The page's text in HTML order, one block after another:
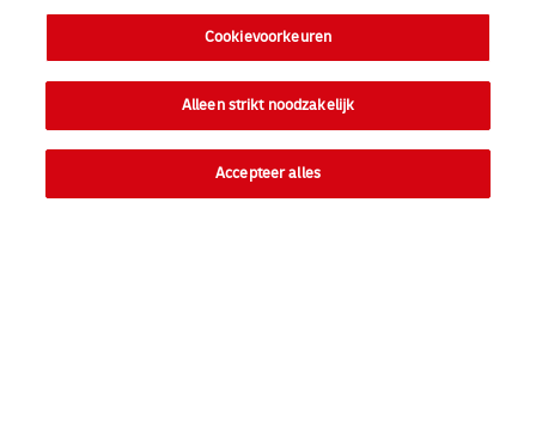
Cookievoorkeuren
Alleen strikt noodzakelijk
Accepteer alles